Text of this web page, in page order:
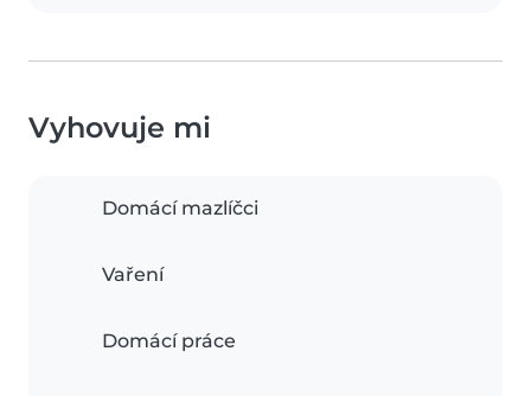
Vyhovuje mi
Domácí mazlíčci
Vaření
Domácí práce